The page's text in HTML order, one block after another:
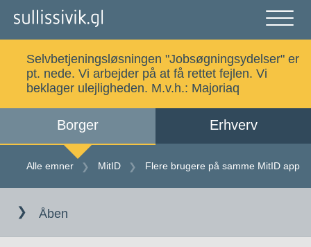
luk
Alle emner Selvbetjening
Selvbetjeningsløsningen "Jobsøgningsydelser" er
pt. nede. Vi arbejder på at få rettet fejlen. Vi
beklager ulejligheden. M.v.h.: Majoriaq
Borger Erhverv
Alle emner MitID Flere brugere på samme MitID app
indholdet
Åben